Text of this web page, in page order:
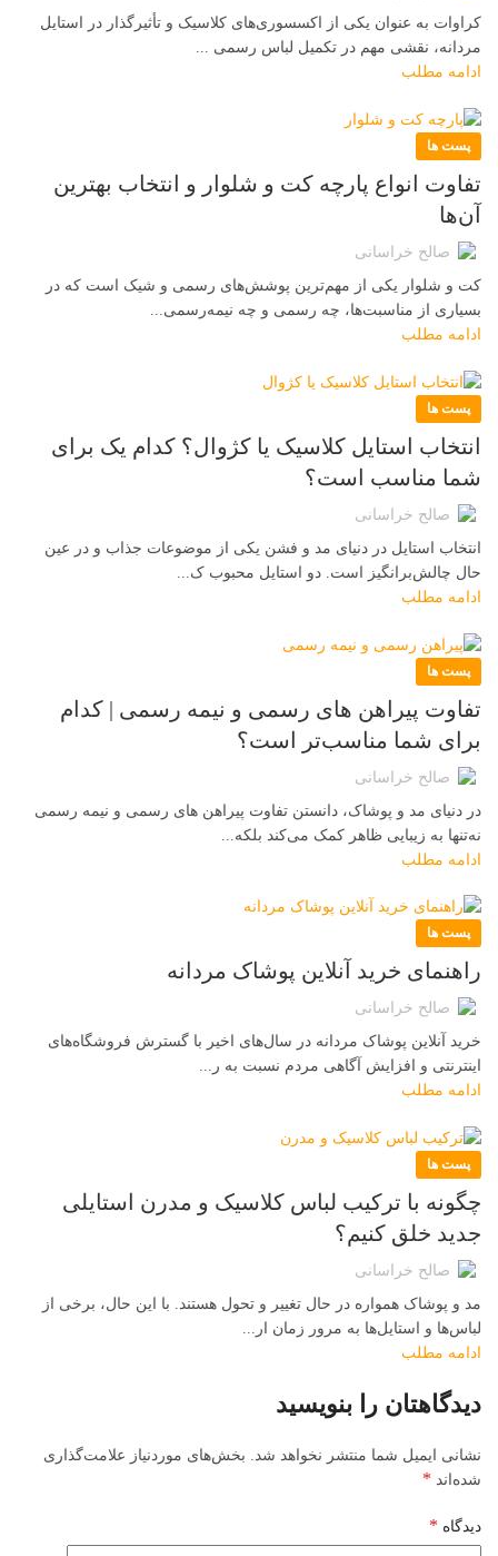
کراوات به عنوان یکی از اکسسوری‌های کلاسیک و تأثیرگذار در استایل
مردانه، نقشی مهم در تکمیل لباس رسمی ...
ادامه مطلب
پست ها
تفاوت انواع پارچه کت و شلوار و انتخاب بهترین
آن‌ها
صالح خراسانی
کت و شلوار یکی از مهم‌ترین پوشش‌های رسمی و شیک است که در
بسیاری از مناسبت‌ها، چه رسمی و چه نیمه‌رسمی...
ادامه مطلب
پست ها
انتخاب استایل کلاسیک یا کژوال؟ کدام یک برای
شما مناسب‌ است؟
صالح خراسانی
انتخاب استایل در دنیای مد و فشن یکی از موضوعات جذاب و در عین
حال چالش‌برانگیز است. دو استایل محبوب ک...
ادامه مطلب
پست ها
تفاوت پیراهن های رسمی و نیمه رسمی | کدام
برای شما مناسب‌تر است؟
صالح خراسانی
در دنیای مد و پوشاک، دانستن تفاوت پیراهن های رسمی و نیمه رسمی
نه‌تنها به زیبایی ظاهر کمک می‌کند بلکه...
ادامه مطلب
پست ها
راهنمای خرید آنلاین پوشاک مردانه
صالح خراسانی
خرید آنلاین پوشاک مردانه در سال‌های اخیر با گسترش فروشگاه‌های
اینترنتی و افزایش آگاهی مردم نسبت به ر...
ادامه مطلب
پست ها
چگونه با ترکیب لباس کلاسیک و مدرن استایلی
جدید خلق کنیم؟
صالح خراسانی
مد و پوشاک همواره در حال تغییر و تحول هستند. با این حال، برخی از
لباس‌ها و استایل‌ها به مرور زمان ار...
ادامه مطلب
دیدگاهتان را بنویسید
نشانی ایمیل شما منتشر نخواهد شد. بخش‌های موردنیاز علامت‌گذاری
شده‌اند *
دیدگاه *